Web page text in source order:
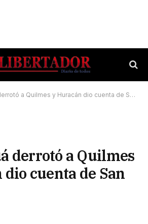
a Quilmes y Huracán dio cuenta de San Marcos
derrotó a Quilmes
cuenta de San